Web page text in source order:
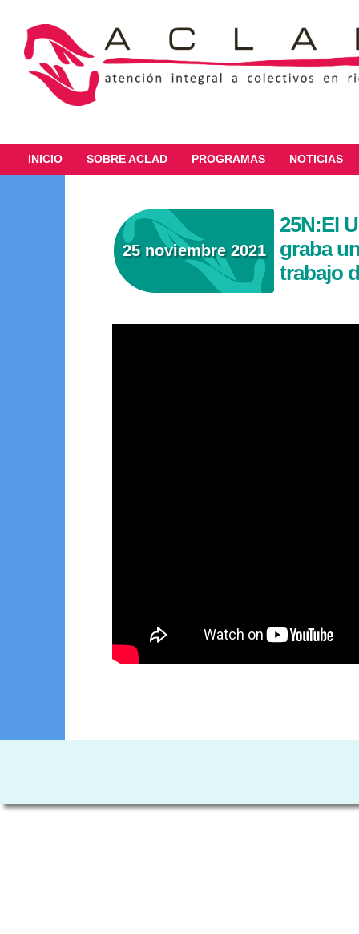
INICIO SOBRE ACLAD PROGRAMAS NOTICIAS
25 noviembre 2021
25N:El
graba
trabajo